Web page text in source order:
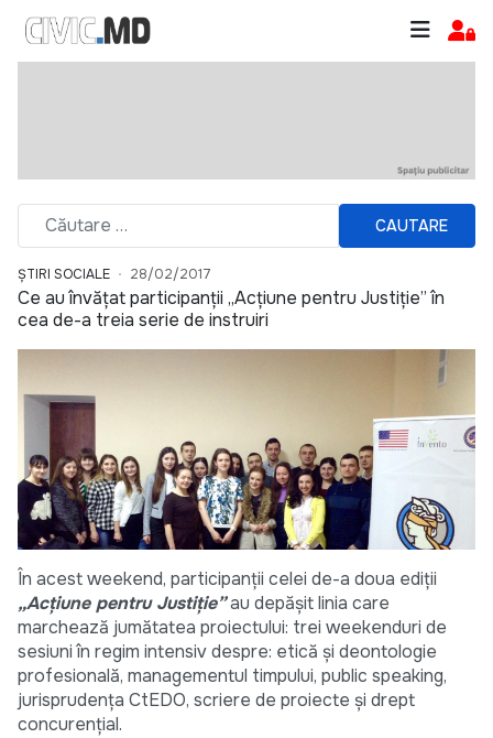
CAUTARE
ȘTIRI SOCIALE 28/02/2017
Ce au învățat participanții „Acțiune pentru Justiție” în
cea de-a treia serie de instruiri
În acest weekend, participanții celei de-a doua ediții
„Acțiune pentru Justiție”au depășit linia care
marchează jumătatea proiectului: trei weekenduri de
sesiuni în regim intensiv despre: etică și deontologie
profesională, managementul timpului, public speaking,
jurisprudența CtEDO, scriere de proiecte și drept
concurențial.